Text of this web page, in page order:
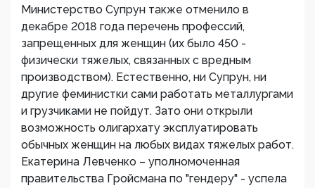
Министерство Супрун также отменило в
декабре 2018 года перечень профессий,
запрещенных для женщин (их было 450 -
физически тяжелых, связанных с вредным
производством). Естественно, ни Супрун, ни
другие феминистки сами работать металлургами
и грузчиками не пойдут. Зато они открыли
возможность олигархату эксплуатировать
обычных женщин на любых видах тяжелых работ.
Екатерина Левченко – уполномоченная
правительства Гройсмана по "гендеру" - успела